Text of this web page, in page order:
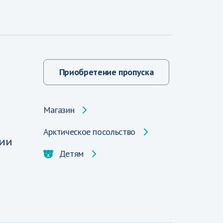
Приобретение пропуска
Магазин
Арктическое посольство
Детям